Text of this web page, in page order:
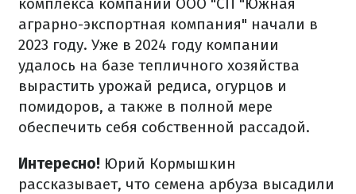
аграрно-экспортная компания" начали в
2023 году. Уже в 2024 году компании
удалось на базе тепличного хозяйства
вырастить урожай редиса, огурцов и
помидоров, а также в полной мере
обеспечить себя собственной рассадой.
Интересно! Юрий Кормышкин
рассказывает, что семена арбуза высадили